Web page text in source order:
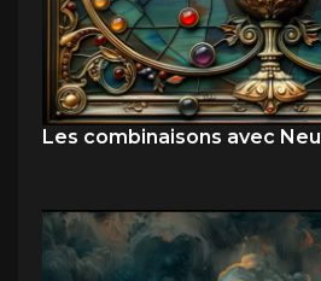
Les combinaisons avec